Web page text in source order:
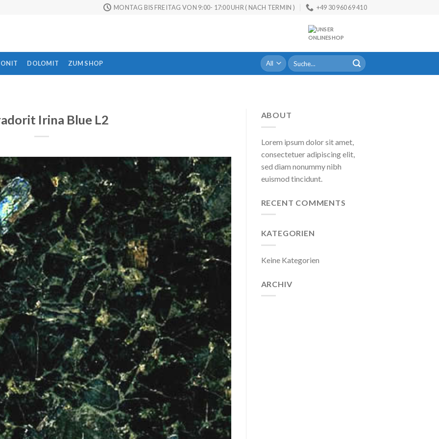
MONTAG BIS FREITAG VON 9:00- 17:00 UHR ( NACH TERMIN ) +49 30 960 69 410
DOLOMIT ZUM SHOP
Suche
nach:
Irina Blue L2 ABOUT
Lorem ipsum dolor sit amet,
consectetuer adipiscing elit,
sed diam nonummy nibh
euismod tincidunt.
RECENT COMMENTS
KATEGORIEN
Keine Kategorien
ARCHIV